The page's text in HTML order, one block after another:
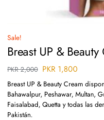
Sale!
Breast UP &
PKR2,000 PKR 1,800
Breast UP & Beauty Cream
Bahawalpur, Peshawar, Multan,
Faisalabad, Quetta y todas las
Pakistán.